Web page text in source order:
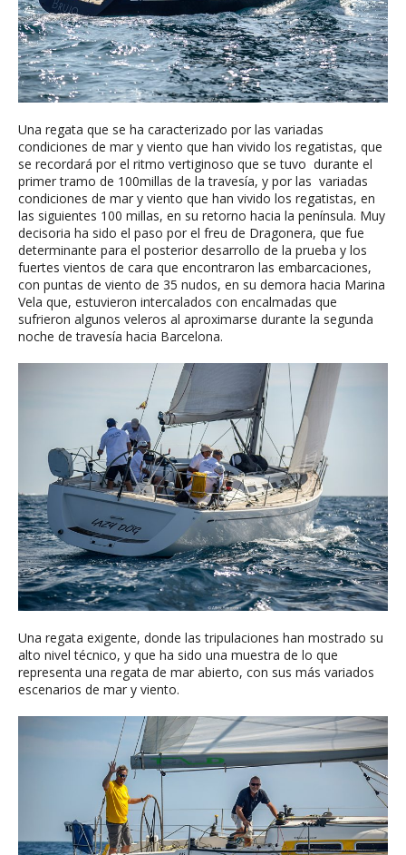
Una regata que se ha caracterizado por las variadas
condiciones de mar y viento que han vivido los regatistas, que
se recordará por el ritmo vertiginoso que se tuvo durante el
primer tramo de 100millas de la travesía, y por las variadas
condiciones de mar y viento que han vivido los regatistas, en
las siguientes 100 millas, en su retorno hacia la península. Muy
decisoria ha sido el paso por el freu de Dragonera, que fue
determinante para el posterior desarrollo de la prueba y los
fuertes vientos de cara que encontraron las embarcaciones,
con puntas de viento de 35 nudos, en su demora hacia Marina
Vela que, estuvieron intercalados con encalmadas que
sufrieron algunos veleros al aproximarse durante la segunda
noche de travesía hacia Barcelona.
Una regata exigente, donde las tripulaciones han mostrado su
alto nivel técnico, y que ha sido una muestra de lo que
representa una regata de mar abierto, con sus más variados
escenarios de mar y viento.